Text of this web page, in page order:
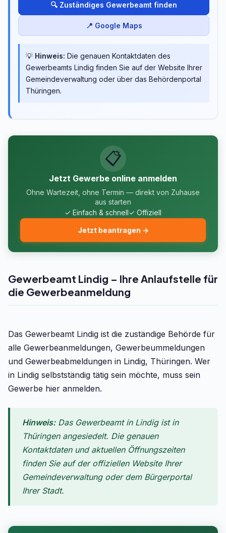
🔍 Zuständiges Gewerbeamt finden
📍 Google Maps
💡 Hinweis: Die genauen Kontaktdaten des
Gewerbeamts Lindig finden Sie auf der Website Ihrer
Gemeindeverwaltung oder über das Behördenportal
Thüringen.
📋
Jetzt Gewerbe online anmelden
Ohne Wartezeit, ohne Termin — direkt von Zuhause
aus starten
✓ Einfach & schnell✓ Offiziell
Jetzt beantragen →
Gewerbeamt Lindig – Ihre Anlaufstelle für
die Gewerbeanmeldung
Das Gewerbeamt Lindig ist die zuständige Behörde für
alle Gewerbeanmeldungen, Gewerbeummeldungen
und Gewerbeabmeldungen in Lindig, Thüringen. Wer
in Lindig selbstständig tätig sein möchte, muss sein
Gewerbe hier anmelden.
Hinweis:Das Gewerbeamt in Lindig ist in
Thüringen angesiedelt. Die genauen
Kontaktdaten und aktuellen Öffnungszeiten
finden Sie auf der offiziellen Website Ihrer
Gemeindeverwaltung oder dem Bürgerportal
Ihrer Stadt.